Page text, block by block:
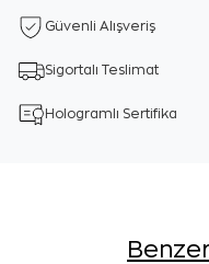
Güvenli Alışveriş
Sigortalı Teslimat
Hologramlı Sertifika